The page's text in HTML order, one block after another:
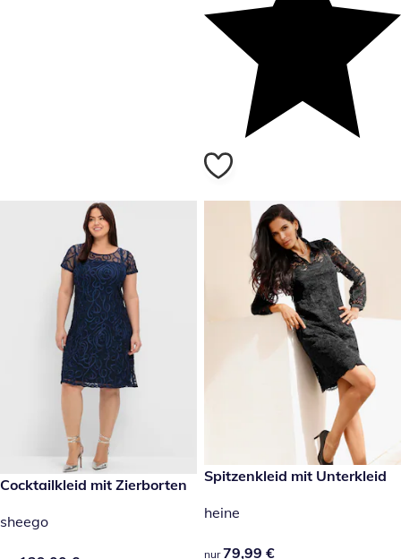
139,00 €
Cocktailkleid mit Zierborten
sheego
79,99 €
Spitzenkleid mit Unterkleid
heine
79,99 €
nur 79,99 €